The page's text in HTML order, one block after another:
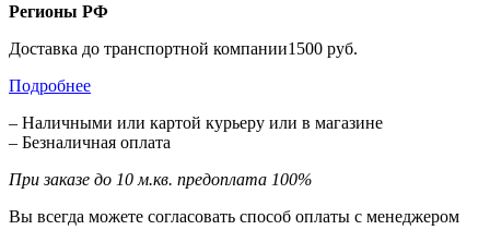
Регионы РФ
Доставка до транспортной компании1500 руб.
Подробнее
– Наличными или картой курьеру или в магазине
– Безналичная оплата
При заказе до 10 м.кв. предоплата 100%
Вы всегда можете согласовать способ оплаты с менеджером